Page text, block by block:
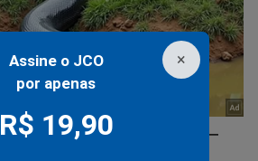
×
Assine o JCO
por apenas
R$ 19,90